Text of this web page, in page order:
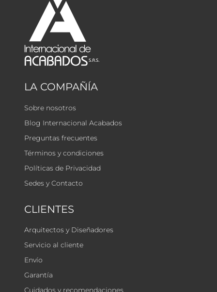
LA COMPAÑÍA
Sobre nosotros
Blog Internacional Acabados
Preguntas frecuentes
Términos y condiciones
Políticas de Privacidad
Sedes y Contacto
CLIENTES
Arquitectos y Diseñadores
Servicio al cliente
Envío
Garantía